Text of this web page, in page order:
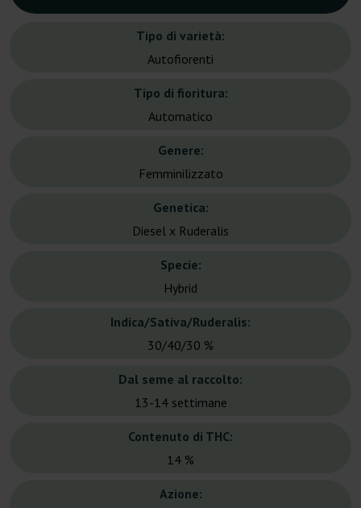
Tipo di varietà:
Autofiorenti
Tipo di fioritura:
Automatico
Genere:
Femminilizzato
Genetica:
Diesel x Ruderalis
Specie:
Hybrid
Indica/Sativa/Ruderalis:
30/40/30 %
Dal seme al raccolto:
13-14 settimane
Contenuto di THC:
14 %
Azione: